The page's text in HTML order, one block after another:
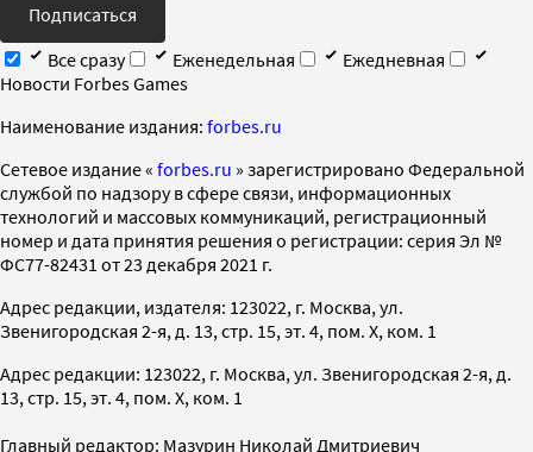
Подписаться
Все сразу
Еженедельная
Ежедневная
Новости Forbes Games
Наименование издания: forbes.ru
Cетевое издание « forbes.ru » зарегистрировано Федеральной
службой по надзору в сфере связи, информационных
технологий и массовых коммуникаций, регистрационный
номер и дата принятия решения о регистрации: серия Эл №
ФС77-82431 от 23 декабря 2021 г.
Адрес редакции, издателя: 123022, г. Москва, ул.
Звенигородская 2-я, д. 13, стр. 15, эт. 4, пом. X, ком. 1
Адрес редакции: 123022, г. Москва, ул. Звенигородская 2-я, д.
13, стр. 15, эт. 4, пом. X, ком. 1
Главный редактор: Мазурин Николай Дмитриевич